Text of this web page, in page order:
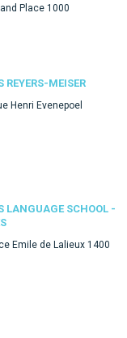
Place 1000
REYERS-MEISER
Henri Evenepoel
LANGUAGE SCHOOL -
Emile de Lalieux 1400